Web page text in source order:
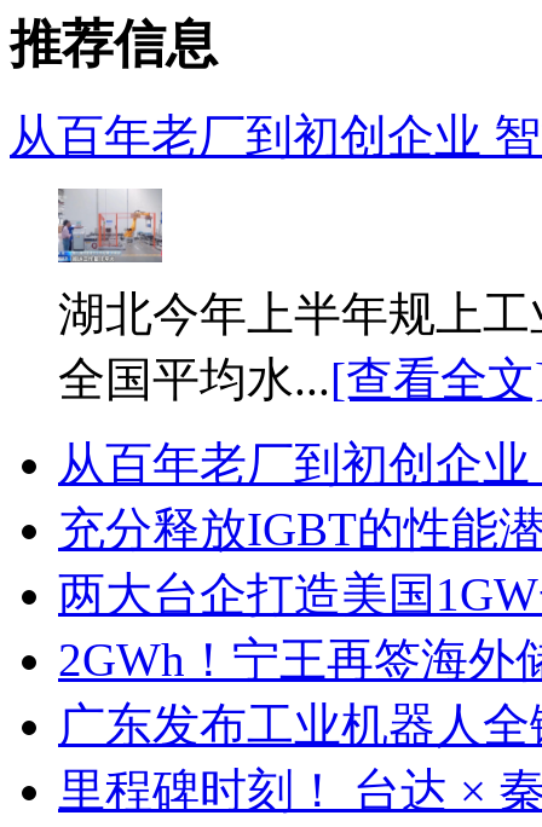
推荐信息
从百年老厂到初创企业
湖北今年上半年规上
全国平均水...[查看全
从百年老厂到初创企
充分释放IGBT的性能
两大台企打造美国
2GWh！宁王再签海外
广东发布工业机器人
里程碑时刻！ 台达 ×